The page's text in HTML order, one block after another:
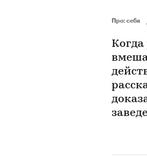
Про: себя
Когда